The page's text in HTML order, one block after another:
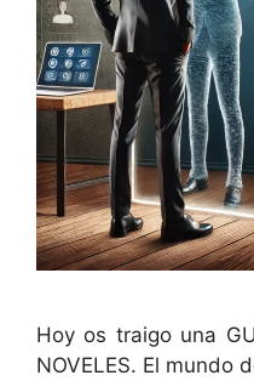
Hoy os traigo una
NOVELES. El mundo